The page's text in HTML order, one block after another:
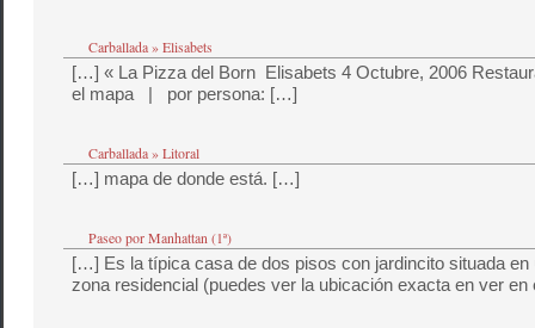
Carballada » Elisabets
[…] « La Pizza del Born Elisabets 4 Octubre, 2006
el mapa | por persona: […]
Carballada » Litoral
[…] mapa de donde está. […]
Paseo por Manhattan (1ª)
[…] Es la típica casa de dos pisos con jardincito situada en
zona residencial (puedes ver la ubicación exacta en ver